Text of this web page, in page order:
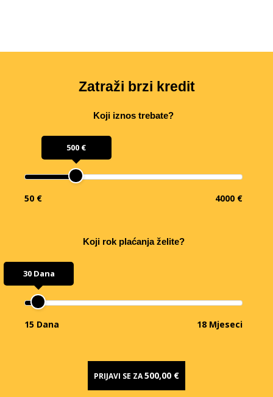
Zatraži brzi kredit
Koji iznos trebate?
500 €
50 € 4000 €
Koji rok plaćanja želite?
30 Dana
15 Dana 18 Mjeseci
PRIJAVI SE ZA500,00 €